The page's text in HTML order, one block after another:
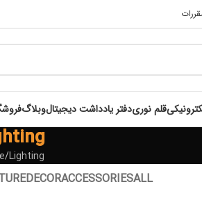
قلم نوریدفتر یادداشت دیجیتالوبلاگ
Lighting
ALL
ACCESSORIES
DECOR